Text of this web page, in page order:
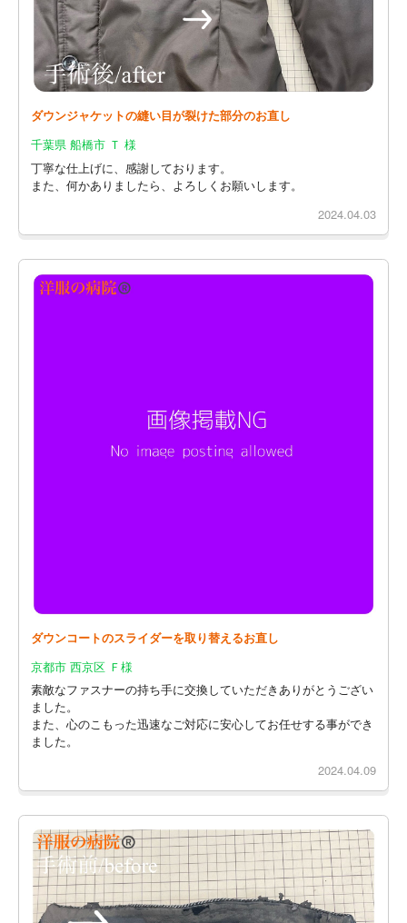
ダウンジャケットの縫い目が裂けた部分のお直し
千葉県 船橋市 Ｔ 様
丁寧な仕上げに、感謝しております。
また、何かありましたら、よろしくお願いします。
2024.04.03
ダウンコートのスライダーを取り替えるお直し
京都市 西京区 Ｆ様
素敵なファスナーの持ち手に交換していただきありがとうござい
ました。
また、心のこもった迅速なご対応に安心してお任せする事ができ
ました。
2024.04.09